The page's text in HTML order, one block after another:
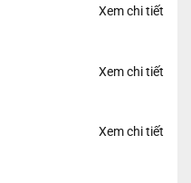
Xem chi tiết
Xem chi tiết
Xem chi tiết